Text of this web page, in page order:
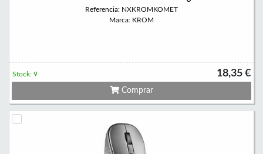
Referencia: NXKROMKOMET
Marca: KROM
18,35 €
Stock: 9
Comprar